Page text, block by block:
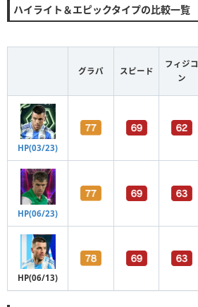
ハイライト＆エピックタイプの比較一覧
グラパ スピード
フィジコ
ン
HP(03/23)
HP(06/23)
HP(06/13)